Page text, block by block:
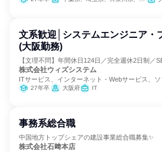
文系歓迎│システムエンジニア・
(大阪勤務)
【文理不問】年間休日124日／完全週休2日制／
株式会社ウィズシステム
ITサービス、インターネット・Webサービス、
27年卒 大阪府 IT
事務系総合職
中国地方トップシェアの建設事業総合職募集✨
株式会社石﨑本店